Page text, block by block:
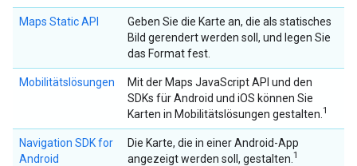
Maps Static API
Geben Sie die Karte an, die als statisches
Bild gerendert werden soll, und legen Sie
das Format fest.
Mobilitätslösungen
Mit der Maps JavaScript API und den
SDKs für Android und iOS können Sie
Karten in Mobilitätslösungen gestalten. 1
Navigation SDK for
Android
Die Karte, die in einer Android-App
angezeigt werden soll, gestalten. 1